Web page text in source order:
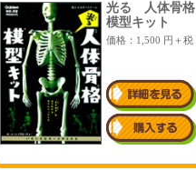
光る 人体骨格
模型キット
価格：1,500 円＋税